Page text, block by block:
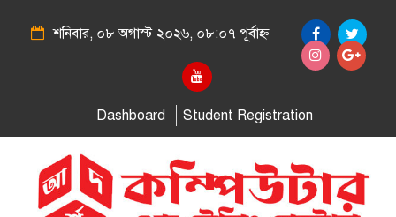
শনিবার, ০৮ অগাস্ট ২০২৬, ০৮:০৭ পূর্বাহ্ন
Dashboard Student Registration